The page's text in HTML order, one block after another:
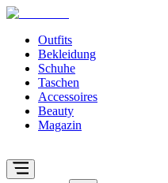
Outfits
Bekleidung
Schuhe
Taschen
Accessoires
Beauty
Magazin